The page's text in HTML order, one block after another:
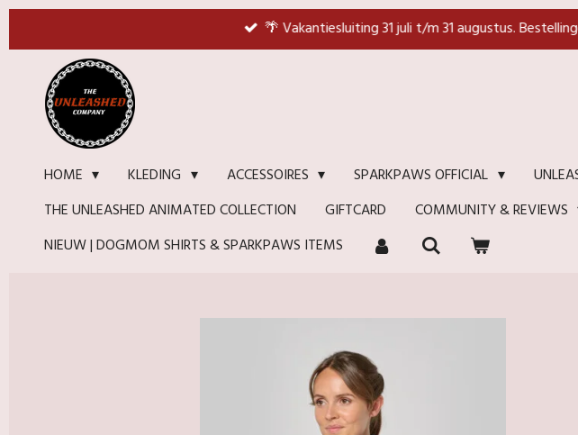
hoofdinhoud
🌴 Vakantiesluiting 31 juli t/m 31 augustus.
HOME KLEDING ACCESSOIRES SPARKPAWS OFFICIAL
THE UNLEASHED ANIMATED COLLECTION
GIFTCARD COMMUNITY & REVIEWS
NIEUW | DOGMOM SHIRTS & SPARKPAWS ITEMS